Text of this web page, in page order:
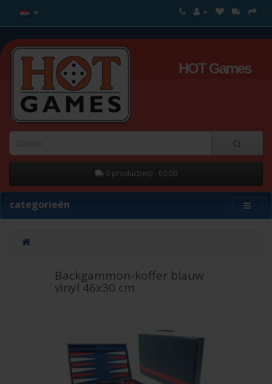
HOT Games
0 product(en) - €0,00
categorieën
Backgammon-koffer blauw
vinyl 46x30 cm.